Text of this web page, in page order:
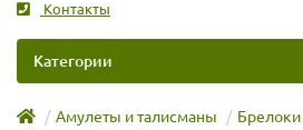
Контакты
Категории
Амулеты и талисманы